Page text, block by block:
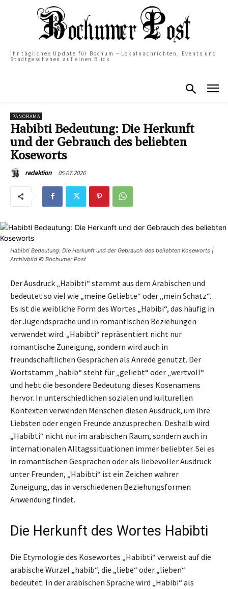
Ihr tägliches Update für Bochum – Lokalnachrichten, Events und
Stadtgeschehen auf einen Blick
PANORAMA
Habibti Bedeutung: Die Herkunft
und der Gebrauch des beliebten
Koseworts
redaktion 05.07.2026
Habibti Bedeutung: Die Herkunft und der Gebrauch des beliebten Koseworts |
Archivbild © Bochumer Post
Der Ausdruck „Habibti“ stammt aus dem Arabischen und
bedeutet so viel wie „meine Geliebte“ oder „mein Schatz“.
Es ist die weibliche Form des Wortes „Habibi“, das häufig in
der Jugendsprache und in romantischen Beziehungen
verwendet wird. „Habibti“ repräsentiert nicht nur
romantische Zuneigung, sondern wird auch in
freundschaftlichen Gesprächen als Anrede genutzt. Der
Wortstamm „habib“ steht für „geliebt“ oder „wertvoll“
und hebt die besondere Bedeutung dieses Kosenamens
hervor. In unterschiedlichen sozialen und kulturellen
Kontexten verwenden Menschen diesen Ausdruck, um ihre
Liebsten oder engen Freunde anzusprechen. Deshalb wird
„Habibti“ nicht nur im arabischen Raum, sondern auch in
internationalen Alltagssituationen immer beliebter. Sei es
in romantischen Gesprächen oder als liebevoller Ausdruck
unter Freunden, „Habibti“ ist ein Zeichen wahrer
Zuneigung, das in verschiedenen Beziehungsformen
Anwendung findet.
Die Herkunft des Wortes Habibti
Die Etymologie des Kosewortes „Habibti“ verweist auf die
arabische Wurzel „habib“, die „liebe“ oder „lieben“
bedeutet. In der arabischen Sprache wird „Habibi“ als